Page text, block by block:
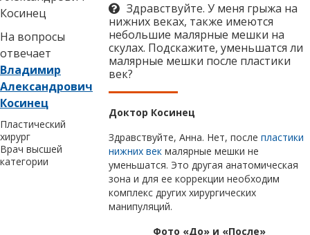
На вопросы
отвечает
Владимир
Александрович
Косинец
Пластический
хирург
Врач высшей
категории
Здравствуйте. У меня грыжа на
нижних веках, также имеются
небольшие малярные мешки на
скулах. Подскажите, уменьшатся ли
малярные мешки после пластики
век?
Доктор Косинец
Здравствуйте, Анна. Нет, после пластики
нижних векмалярные мешки не
уменьшатся. Это другая анатомическая
зона и для ее коррекции необходим
комплекс других хирургических
манипуляций.
Фото «До» и «После»